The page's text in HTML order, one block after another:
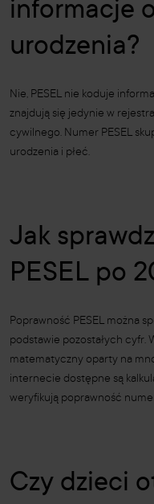
informacje
urodzenia?
Nie, PESEL nie koduje
znajdują się jedynie w
cywilnego. Numer PESEL
urodzenia i płeć.
Jak
PESEL po
Poprawność PESEL można
podstawie pozostałych cyfr.
matematyczny oparty na
internecie dostępne są
weryfikują poprawność
Czy dzieci